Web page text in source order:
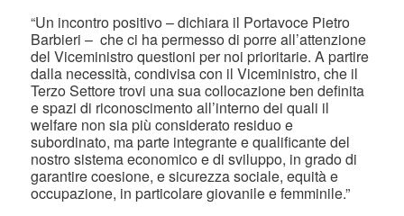
“Un incontro positivo – dichiara il Portavoce Pietro
Barbieri – che ci ha permesso di porre all’attenzione
del Viceministro questioni per noi prioritarie. A partire
dalla necessità, condivisa con il Viceministro, che il
Terzo Settore trovi una sua collocazione ben definita
e spazi di riconoscimento all’interno dei quali il
welfare non sia più considerato residuo e
subordinato, ma parte integrante e qualificante del
nostro sistema economico e di sviluppo, in grado di
garantire coesione, e sicurezza sociale, equità e
occupazione, in particolare giovanile e femminile.”